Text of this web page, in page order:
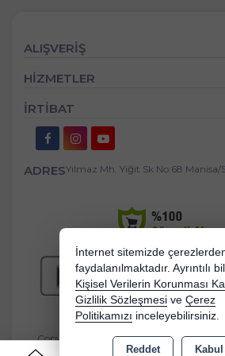
ALIŞVERİŞ
HİZMETLER
İRTİBAT
ADRESYılmaz Mh. Yiğit Sk No:68 Manisa/
Copyright 2026 bebekbeziburada.com -
Kredi kartı bilgileriniz 256bit SSL
İnternet sitemizde
faydalanılmaktadır. Ayrıntılı
Kişisel Verilerin Korunması
Gizlilik Sözleşmesi ve Çerez
Politikamızı inceleyebilirsiniz.
Reddet